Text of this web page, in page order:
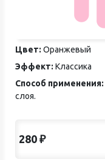
Цвет: Оранжевый
Эффект: Классика
Способ применения:
слоя.
280 ₽